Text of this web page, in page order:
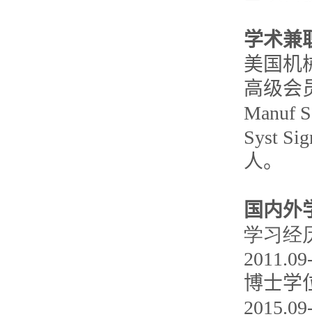
学术兼
美国机
高级会
Manuf
Syst
人。
国内外
学习经
博士学